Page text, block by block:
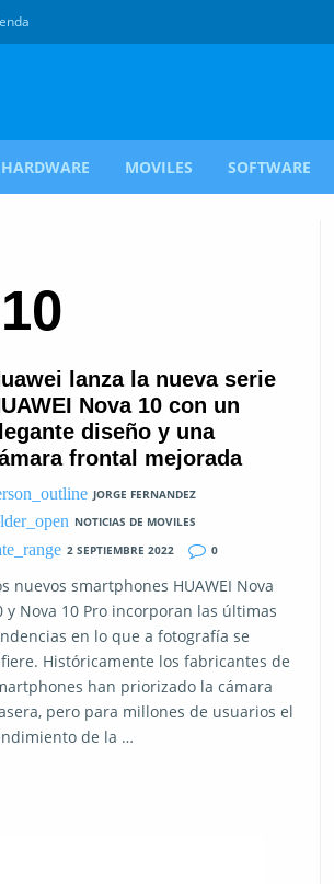
HARDWARE MOVILES SOFTWARE
lanza la nueva serie
Nova 10 con un
diseño y una
frontal mejorada
JORGE FERNANDEZ
NOTICIAS DE MOVILES
2 SEPTIEMBRE 2022
0
nuevos smartphones HUAWEI Nova
y Nova 10 Pro incorporan las últimas
en lo que a fotografía se
Históricamente los fabricantes de
han priorizado la cámara
pero para millones de usuarios el
de la …